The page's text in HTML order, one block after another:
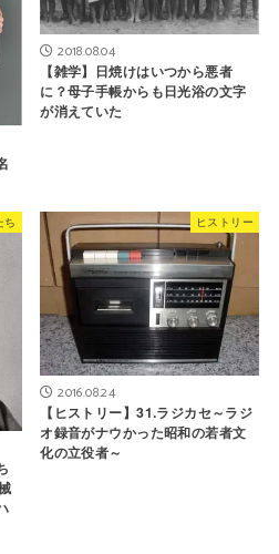
2018.08.04
【雑学】日焼けはいつから悪者
に？母子手帳からも日光浴の文字
が消えていた
ち ヒストリー
2016.08.24
【ヒストリー】31.ラジカセ～ラジ
オ録音がナウかった昭和の若者文
化の立役者～